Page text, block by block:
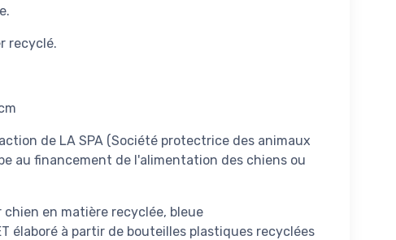
recyclé.
de LA SPA (Société protectrice des animaux
au financement de l'alimentation des chiens ou
chien en matière recyclée, bleue
élaboré à partir de bouteilles plastiques recyclées